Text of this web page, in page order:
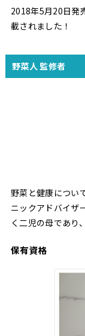
2018年5月20日発
載されました！
野菜人 監修者
野菜と健康につい
ニックアドバイザ
く二児の母であり
保有資格